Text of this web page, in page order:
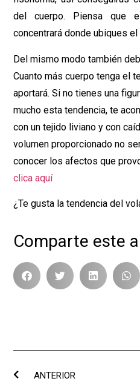
del cuerpo. Piensa que
concentrará donde ubiques el
Del mismo modo también
Cuanto más cuerpo tenga el
aportará. Si no tienes una
mucho esta tendencia, te
con un tejido liviano y con
volumen proporcionado no
conocer los afectos que
clica aquí
¿Te gusta la tendencia del
Comparte este
ANTERIOR